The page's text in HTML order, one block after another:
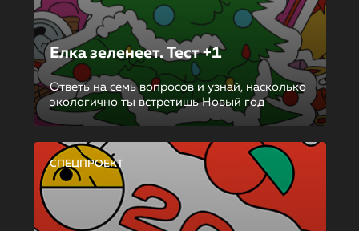
Елка зеленеет. Тест +1
Ответь на семь вопросов и узнай, насколько
экологично ты встретишь Новый год
СПЕЦПРОЕКТ